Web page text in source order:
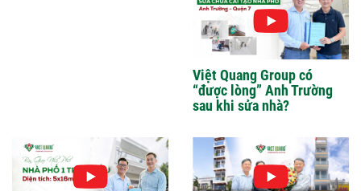
Việt Quang Group có
“được lòng” Anh Trường
sau khi sửa nhà?